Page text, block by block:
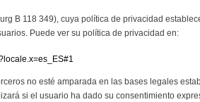
B 118 349), cuya política de privacidad
Puede ver su política de privacidad en:
no esté amparada en las bases legales
si el usuario ha dado su consentimiento